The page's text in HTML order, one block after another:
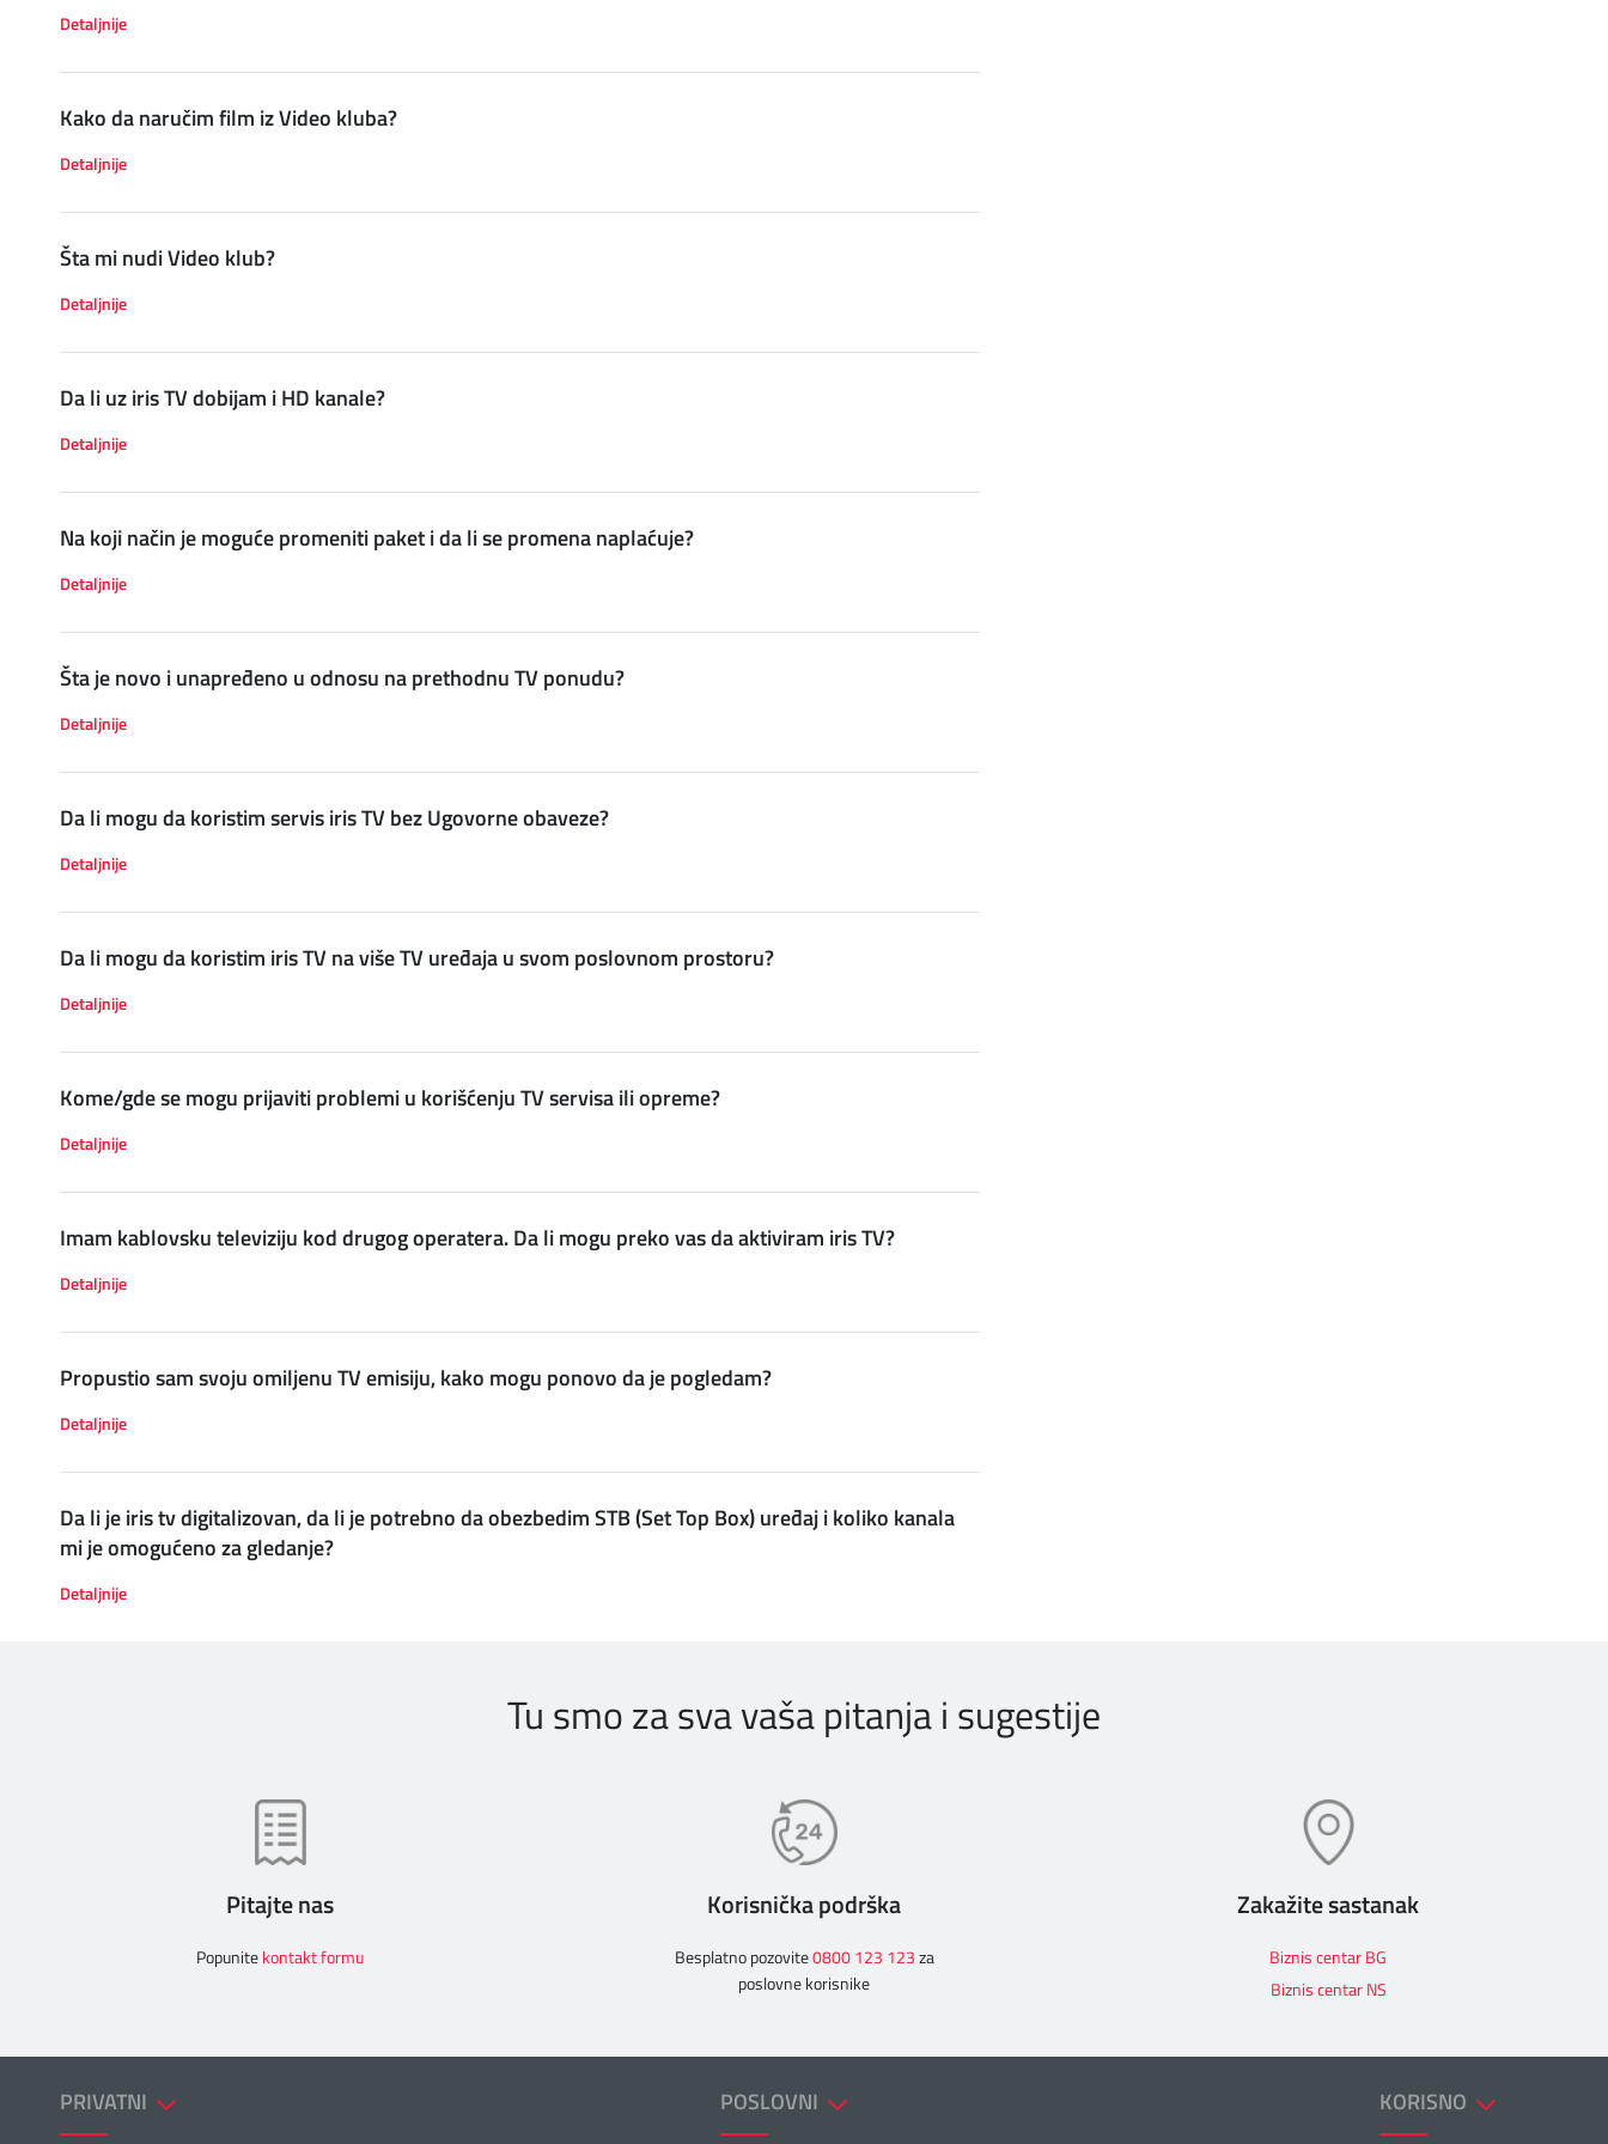
DIGITALNI SERVISI
Detaljnije
Kako da naručim film iz Video kluba?
Detaljnije
Šta mi nudi Video klub?
Detaljnije
Da li uz iris TV dobijam i HD kanale?
Detaljnije
Na koji način je moguće promeniti paket i da li se promena naplaćuje?
Detaljnije
Šta je novo i unapređeno u odnosu na prethodnu TV ponudu?
Detaljnije
Da li mogu da koristim servis iris TV bez Ugovorne obaveze?
Detaljnije
Da li mogu da koristim iris TV na više TV uređaja u svom poslovnom prostoru?
Detaljnije
Kome/gde se mogu prijaviti problemi u korišćenju TV servisa ili opreme?
Detaljnije
Imam kablovsku televiziju kod drugog operatera. Da li mogu preko vas da aktiviram iris TV?
Detaljnije
Propustio sam svoju omiljenu TV emisiju, kako mogu ponovo da je pogledam?
Detaljnije
Da li je iris tv digitalizovan, da li je potrebno da obezbedim STB (Set Top Box) uređaj i koliko kanala
mi je omogućeno za gledanje?
Detaljnije
Tu smo za sva vaša pitanja i sugestije
Pitajte nas
Popunitekontakt formu
Korisnička podrška
Besplatno pozovite0800 123 123za
poslovne korisnike
Zakažite sastanak
Biznis centar BG
Biznis centar NS
PRIVATNI POSLOVNI KORISNO